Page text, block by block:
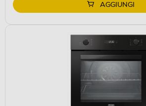
AGGIUNGI